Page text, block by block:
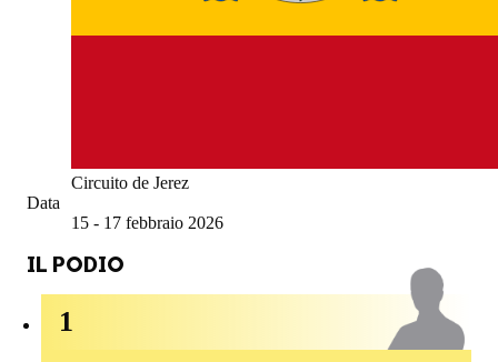
Circuito de Jerez
Data
15 - 17 febbraio 2026
IL PODIO
1